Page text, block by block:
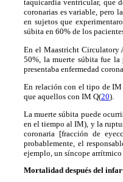
taquicardia ventricular, que
coronarias es variable, pero
en sujetos que
súbita en 60% de los
En el Maastricht Circulatory
50%, la muerte súbita fue la
presentaba enfermedad
En relación con el tipo de
que aquellos con IM Q(20).
La muerte súbita puede
en el tiempo al IM), y la
coronaria [fracción de
probablemente, el
ejemplo, un síncope arrítmico
Mortalidad después del